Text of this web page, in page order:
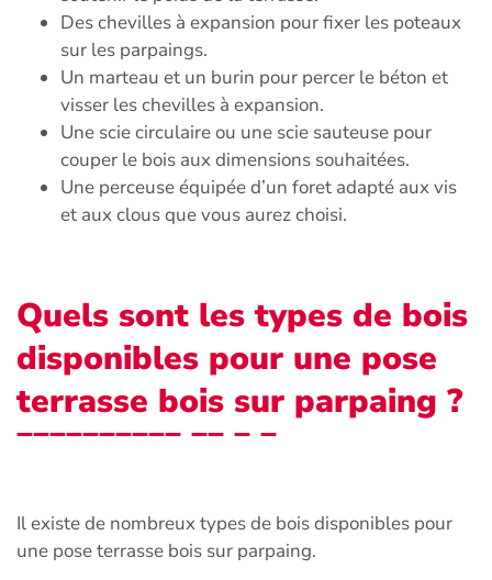
Des chevilles à expansion pour fixer les poteaux
sur les parpaings.
Un marteau et un burin pour percer le béton et
visser les chevilles à expansion.
Une scie circulaire ou une scie sauteuse pour
couper le bois aux dimensions souhaitées.
Une perceuse équipée d’un foret adapté aux vis
et aux clous que vous aurez choisi.
Quels sont les types de bois
disponibles pour une pose
terrasse bois sur parpaing ?
Il existe de nombreux types de bois disponibles pour
une pose terrasse bois sur parpaing.